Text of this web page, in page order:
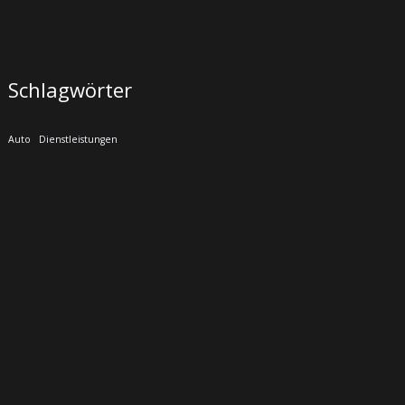
Schlagwörter
Auto Dienstleistungen